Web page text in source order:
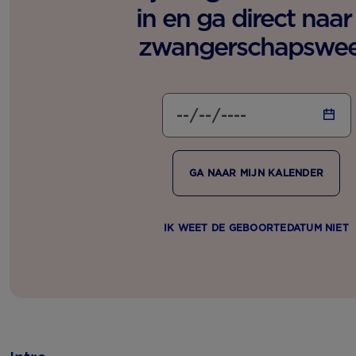
in en ga direct
GA NAAR MIJN KALENDER
IK WEET DE GEBOORTEDATUM NIET